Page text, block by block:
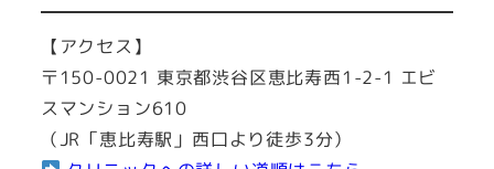
【アクセス】
〒150-0021 東京都渋谷区恵比寿西1-2-1 エビ
スマンション610
（JR「恵比寿駅」西口より徒歩3分）